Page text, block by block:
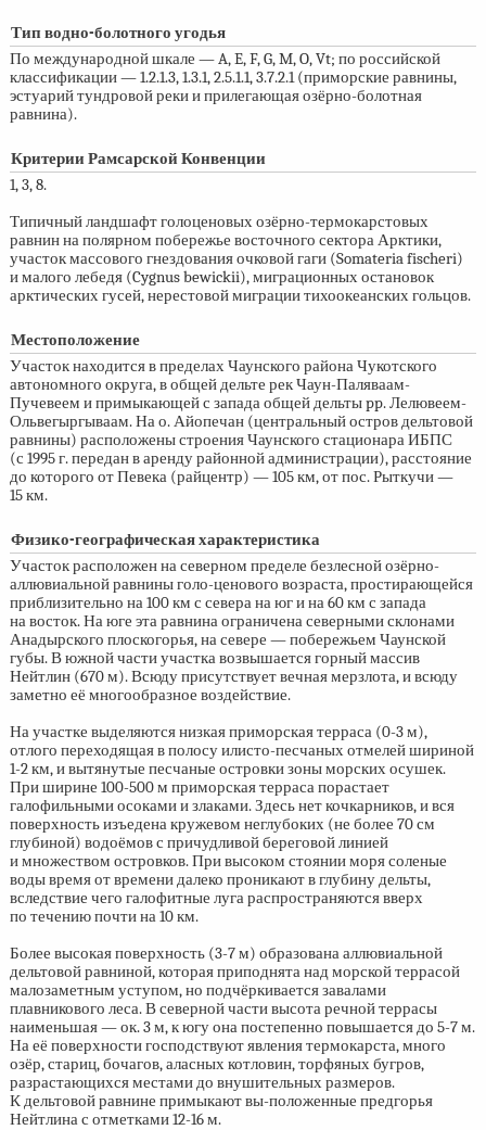
Тип водно-болотного угодья
По международной шкале — A, E, F, G, M, O, Vt; по российской
классификации — 1.2.1.3, 1.3.1, 2.5.1.1, 3.7.2.1 (приморские равнины,
эстуарий тундровой реки и прилегающая озёрно-болотная
равнина).
Критерии Рамсарской Конвенции
1, 3, 8.
Типичный ландшафт голоценовых озёрно-термокарстовых
равнин на полярном побережье восточного сектора Арктики,
участок массового гнездования очковой гаги (Somateria fischeri)
и малого лебедя (Cygnus bewickii), миграционных остановок
арктических гусей, нерестовой миграции тихоокеанских гольцов.
Местоположение
Участок находится в пределах Чаунского района Чукотского
автономного округа, в общей дельте рек Чаун-Паляваам-
Пучевеем и примыкающей с запада общей дельты pp. Лелювеем-
Ольвегыргываам. На о. Айопечан (центральный остров дельтовой
равнины) расположены строения Чаунского стационара ИБПС
(с 1995 г. передан в аренду районной администрации), расстояние
до которого от Певека (райцентр) — 105 км, от пос. Рыткучи —
15 км.
Физико-географическая характеристика
Участок расположен на северном пределе безлесной озёрно-
аллювиальной равнины голо-ценового возраста, простирающейся
приблизительно на 100 км с севера на юг и на 60 км с запада
на восток. На юге эта равнина ограничена северными склонами
Анадырского плоскогорья, на севере — побережьем Чаунской
губы. В южной части участка возвышается горный массив
Нейтлин (670 м). Всюду присутствует вечная мерзлота, и всюду
заметно её многообразное воздействие.
На участке выделяются низкая приморская терраса (0-3 м),
отлого переходящая в полосу илисто-песчаных отмелей шириной
1-2 км,и вытянутые песчаные островки зоны морских осушек.
При ширине 100-500 м приморская терраса порастает
галофильными осоками и злаками. Здесь нет кочкарников, и вся
поверхность изъедена кружевом неглубоких (не более 70 см
глубиной) водоёмов с причудливой береговой линией
и множеством островков. При высоком стоянии моря соленые
воды время от времени далеко проникают в глубину дельты,
вследствие чего галофитные луга распространяются вверх
по течению почти на 10 км.
Более высокая поверхность (3-7 м) образована аллювиальной
дельтовой равниной, которая приподнята над морской террасой
малозаметным уступом, но подчёркивается завалами
плавникового леса. В северной части высота речной террасы
наименьшая — ок. 3 м, к югу она постепенно повышается до 5-7 м.
На её поверхности господствуют явления термокарста, много
озёр, стариц, бочагов, аласных котловин, торфяных бугров,
разрастающихся местами до внушительных размеров.
К дельтовой равнине примыкают вы-положенные предгорья
Нейтлина с отметками12-16 м.